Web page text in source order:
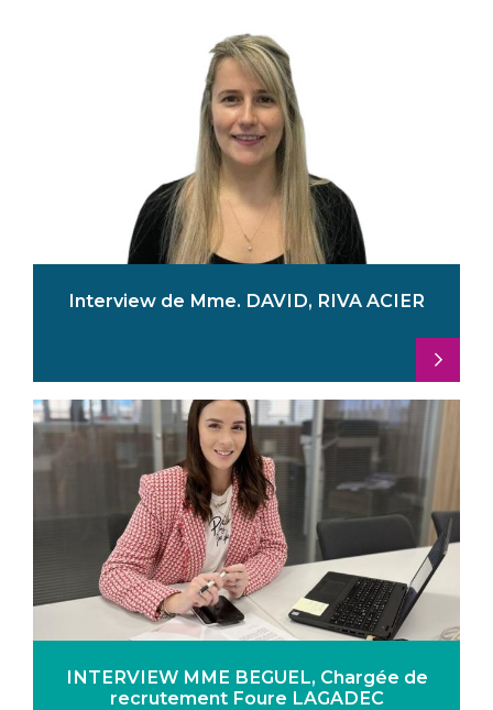
Interview de Mme. DAVID, RIVA ACIER
INTERVIEW MME BEGUEL, Chargée de
recrutement Foure LAGADEC